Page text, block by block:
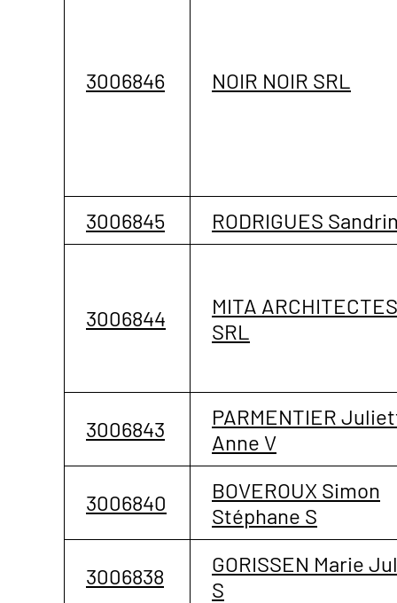
3006846 NOIR NOIR SRL
3006845 RODRIGUES
3006844
MITA ARCHITECTES
SRL
3006843
PARMENTIER
Anne V
3006840
BOVEROUX Simon
Stéphane S
3006838
GORISSEN Marie
S